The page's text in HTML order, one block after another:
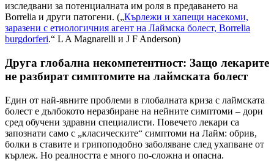
изследвани за потенциалната им роля в предаването на
Borrelia и други патогени. („Кърлежи и хапещи насекоми,
заразени с етиологичния агент на Лаймска болест, Borrelia
burgdorferi.“ L A Magnarelli и J F Anderson)
Друга глобална некомпетентност: Защо лекарите
не разбират симптомите на лаймската болест
Един от най-явните проблеми в глобалната криза с лаймската
болест е дълбокото неразбиране на нейните симптоми – дори
сред обучени здравни специалисти. Повечето лекари са
запознати само с „класическите“ симптоми на Лайм: обрив,
болки в ставите и грипоподобно заболяване след ухапване от
кърлеж. Но реалността е много по-сложна и опасна.